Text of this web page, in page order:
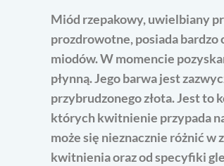
Miód rzepakowy, uwielbiany
prozdrowotne, posiada
miodów. W momencie
płynną. Jego barwa jest
przybrudzonego złota. Jest
których kwitnienie przypada
może się nieznacznie różnić
kwitnienia oraz od specyfiki